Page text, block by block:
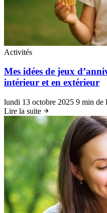
Activités
Mes idées de jeux
intérieur et en extérieur
lundi 13 octobre 2025 9 min de
Lire la suite